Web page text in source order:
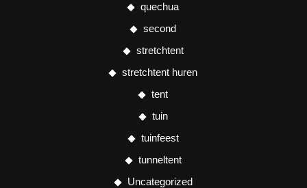
quechua
second
stretchtent
stretchtent huren
tent
tuin
tuinfeest
tunneltent
Uncategorized